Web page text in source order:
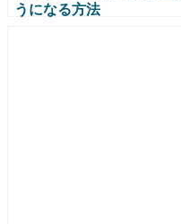
うになる方法